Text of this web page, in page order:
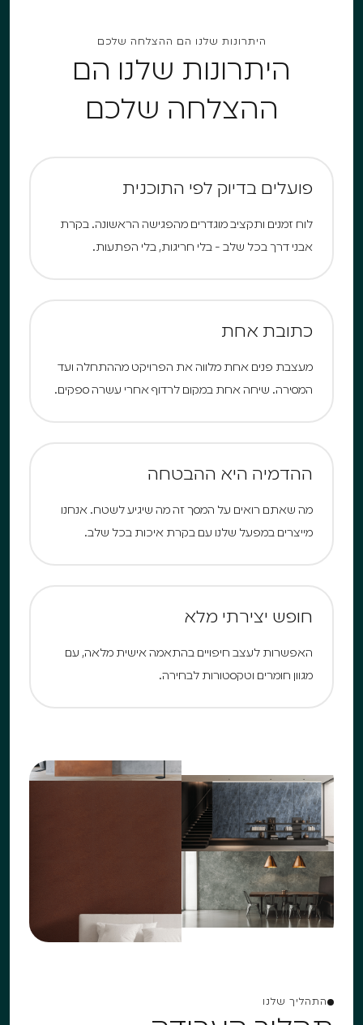
היתרונות שלנו הם ההצלחה שלכם
היתרונות שלנו הם
ההצלחה שלכם
פועלים בדיוק לפי התוכנית
לוח זמנים ותקציב מוגדרים מהפגישה הראשונה. בקרת
אבני דרך בכל שלב - בלי חריגות, בלי הפתעות.
כתובת אחת
מעצבת פנים אחת מלווה את הפרויקט מההתחלה ועד
המסירה. שיחה אחת במקום לרדוף אחרי עשרה ספקים.
ההדמיה היא ההבטחה
מה שאתם רואים על המסך זה מה שיגיע לשטח. אנחנו
מייצרים במפעל שלנו עם בקרת איכות בכל שלב.
חופש יצירתי מלא
האפשרות לעצב חיפויים בהתאמה אישית מלאה, עם
מגוון חומרים וטקסטורות לבחירה.
התהליך שלנו